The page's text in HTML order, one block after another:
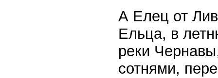
А Елец от
Ельца, в
реки
сотнями,